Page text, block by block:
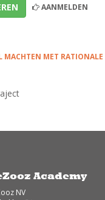
AANMELDEN
MACHTEN MET RATIONALE
rationale getallen
kan combineren.
rationale getallen:
Academy
NV